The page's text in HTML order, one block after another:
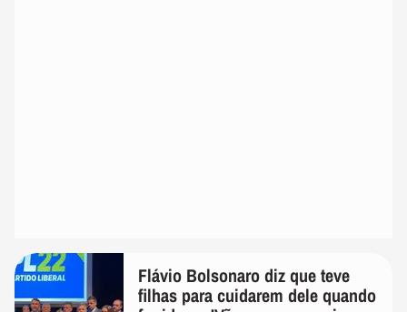
Flávio Bolsonaro diz que teve
filhas para cuidarem dele quando